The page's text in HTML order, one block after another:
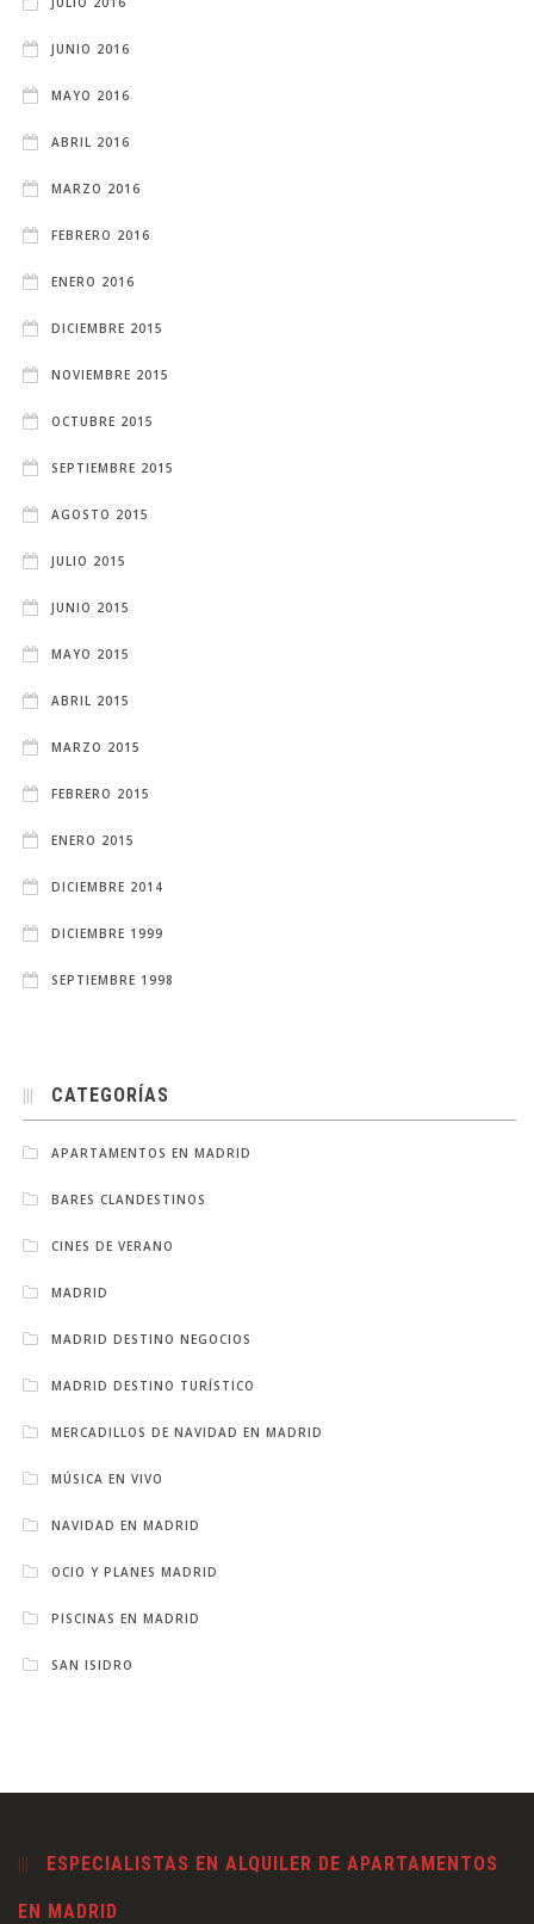
JUNIO 2016
MAYO 2016
ABRIL 2016
MARZO 2016
FEBRERO 2016
ENERO 2016
DICIEMBRE 2015
NOVIEMBRE 2015
OCTUBRE 2015
SEPTIEMBRE 2015
AGOSTO 2015
JULIO 2015
JUNIO 2015
MAYO 2015
ABRIL 2015
MARZO 2015
FEBRERO 2015
ENERO 2015
DICIEMBRE 2014
DICIEMBRE 1999
SEPTIEMBRE 1998
CATEGORÍAS
APARTAMENTOS EN MADRID
BARES CLANDESTINOS
CINES DE VERANO
MADRID
MADRID DESTINO NEGOCIOS
MADRID DESTINO TURÍSTICO
MERCADILLOS DE NAVIDAD EN MADRID
MÚSICA EN VIVO
NAVIDAD EN MADRID
OCIO Y PLANES MADRID
PISCINAS EN MADRID
SAN ISIDRO
ESPECIALISTAS EN ALQUILER DE APARTAMENTOS
EN MADRID